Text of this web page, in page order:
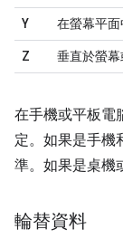
Y 在螢幕平面
Z 垂直於螢幕
在手機或平板電
定。如果是手機
準。如果是桌機
輪替資料